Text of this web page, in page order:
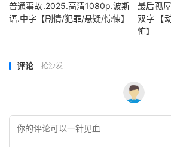
普通事故.2025.高清1080p.波斯
语.中字【剧情/犯罪/悬疑/惊悚】
最后孤
双字【
怖】
评论 抢沙发